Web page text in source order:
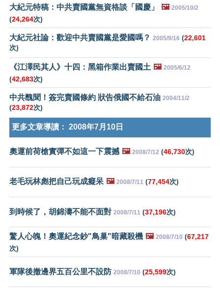
大紀元特稿：中共賣國黨無資格談「國慶」 🖼️ 2005/10/2
(24,264次)
大紀元社論：歡迎中共賣國黨是愛國嗎？ 2005/9/16 (22,601
次)
《江澤民其人》十四：黑箱作業出賣國土 🖼️ 2005/6/12
(42,683次)
中共醜聞！簽完賣國條約 狀告俄國不給石油 2004/11/2
(23,872次)
更多文章導讀： 2008年7月10日
奧運前荷槍實彈不如這一下震撼 🖼️ 2008/7/12 (46,730次)
老毛玩林彪把自己玩成癡呆 🖼️ 2008/7/11 (77,454次)
到時候了，胡錦濤不能不面對 2008/7/11 (37,196次)
驚人心魄！奧運紀念鈔"鳥巢"暗藏殺機 🖼️ 2008/7/10 (67,217
次)
軍隊後撤邊界五百公里不設防 2008/7/10 (25,599次)